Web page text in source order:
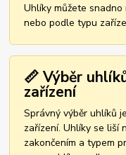
Uhlíky můžete
nebo podle typu
📏 Výběr
zařízení
Správný výběr uhlíků
zařízení. Uhlíky se liší
zakončením a typem